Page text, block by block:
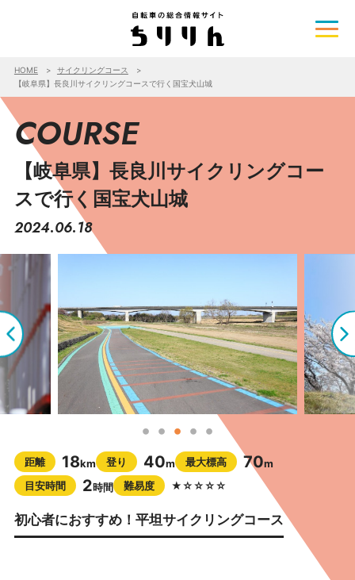
HOME
サイクリングコース
【岐阜県】長良川サイクリングコースで行く国宝犬山城
COURSE
【岐阜県】長良川サイクリングコー
スで行く国宝犬山城
2024.06.18
距離 18km 登り 40m 最大標高 70m
目安時間
2時間 難易度 ★☆☆☆☆
初心者におすすめ！平坦サイクリングコース